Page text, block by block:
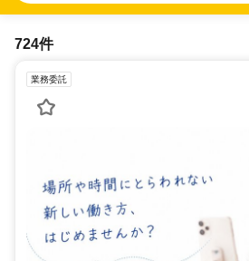
724件
業務委託